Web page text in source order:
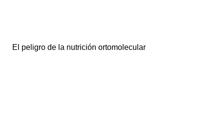
El peligro de la nutrición ortomolecular